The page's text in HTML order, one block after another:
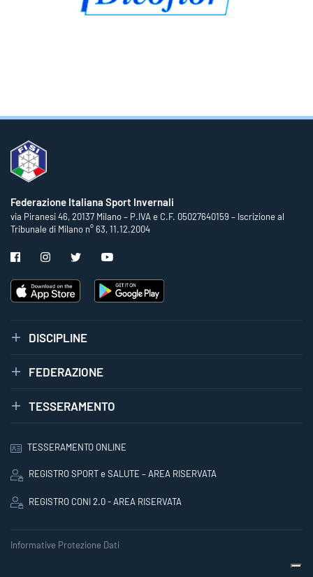
Federazione Italiana Sport Invernali
via Piranesi 46, 20137 Milano – P.IVA e C.F. 05027640159 – Iscrizione al
Tribunale di Milano n° 63, 11.12.2004
DISCIPLINE
FEDERAZIONE
TESSERAMENTO
TESSERAMENTO ONLINE
REGISTRO SPORT e SALUTE – AREA RISERVATA
REGISTRO CONI 2.0 - AREA RISERVATA
Informative Protezione Dati